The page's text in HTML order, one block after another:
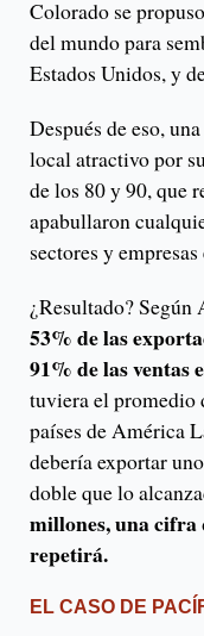
Colorado se
del mundo para
Estados Unidos, y
Después de eso,
local atractivo por
de los 80 y 90, que
apabullaron
sectores y
¿Resultado? Según
53% de las
91% de las ventas
tuviera el promedio
países de América
debería exportar
doble que lo
millones, una cifra
repetirá.
EL CASO DE